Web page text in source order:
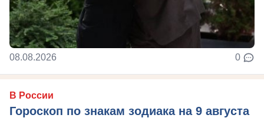
08.08.2026 0
В России
Гороскоп по знакам зодиака на 9 августа